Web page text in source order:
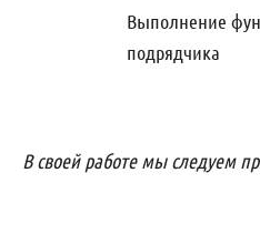
Выполнение
подрядчика
В своей работе мы следуем